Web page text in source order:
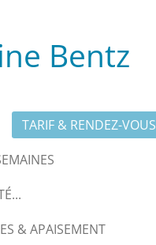
Bentz
TARIF & RENDEZ-VOUS
& APAISEMENT